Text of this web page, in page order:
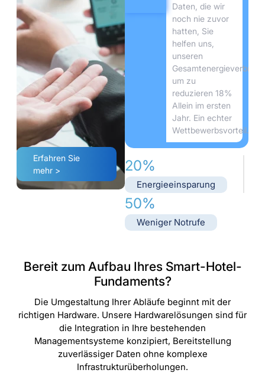
Erfahren Sie
mehr >
Daten, die wir
noch nie zuvor
hatten, Sie
helfen uns,
unseren
um zu
reduzieren 18%
Allein im ersten
Jahr. Ein echter
Wettbewerbsvorteil.”
20%
Energieeinsparung
50%
Weniger Notrufe
Bereit zum Aufbau Ihres Smart-Hotel-
Fundaments?
Die Umgestaltung Ihrer Abläufe beginnt mit der
richtigen Hardware. Unsere Hardwarelösungen sind für
die Integration in Ihre bestehenden
Managementsysteme konzipiert, Bereitstellung
zuverlässiger Daten ohne komplexe
Infrastrukturüberholungen.